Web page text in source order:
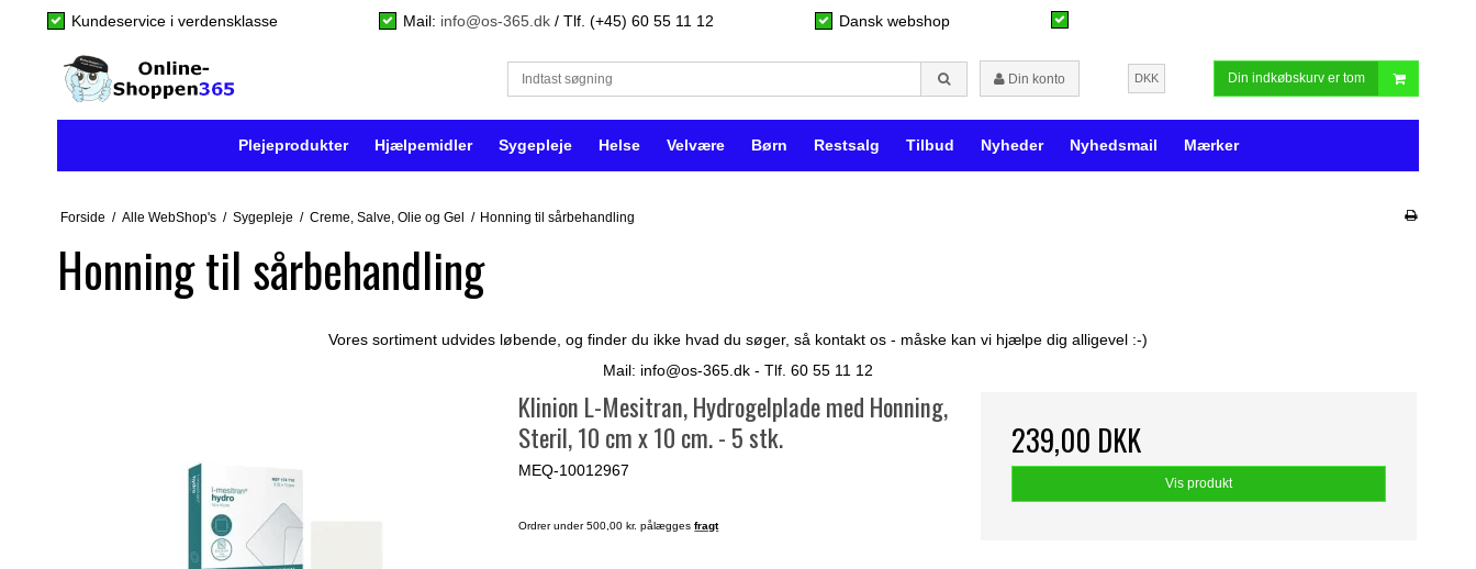
Kundeservice i verdensklasse Mail: info@os-365.dk / Tlf. (+45) 60 55 11 12 Dansk webshop
Din konto DKK Din indkøbskurv er tom
Plejeprodukter Hjælpemidler Sygepleje Helse Velvære Børn Restsalg Tilbud Nyheder Nyhedsmail Mærker
Forside / Alle WebShop's / Sygepleje / Creme, Salve, Olie og Gel / Honning til sårbehandling
Honning til sårbehandling
Vores sortiment udvides løbende, og finder du ikke hvad du søger, så kontakt os - måske kan vi hjælpe dig alligevel :-)
Mail: info@os-365.dk - Tlf. 60 55 11 12
Klinion L-Mesitran, Hydrogelplade med Honning,
Steril, 10 cm x 10 cm. - 5 stk.
MEQ-10012967
Ordrer under 500,00 kr. pålæggesfragt
239,00 DKK
Vis produkt